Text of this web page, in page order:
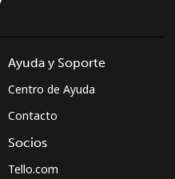
Ayuda y Soporte
Centro de Ayuda
Contacto
Socios
Tello.com